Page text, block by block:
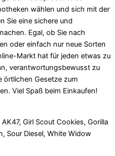
wählen und sich mit der
Sie eine sichere und
Egal, ob Sie nach
oder einfach nur neue Sorten
Markt hat für jeden etwas zu
verantwortungsbewusst zu
örtlichen Gesetze zum
Viel Spaß beim Einkaufen!
Girl Scout Cookies, Gorilla
Sour Diesel, White Widow